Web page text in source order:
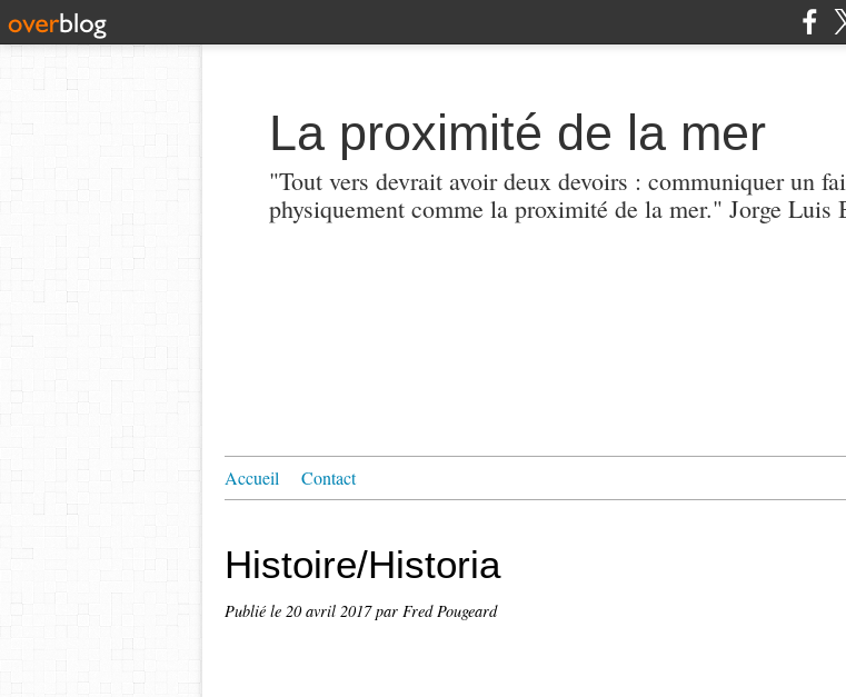
La proximité de la mer
"Tout vers devrait avoir deux devoirs : communiquer un
physiquement comme la proximité de la mer." Jorge Luis
Accueil Contact
Histoire/Historia
Publié le 20 avril 2017par Fred Pougeard